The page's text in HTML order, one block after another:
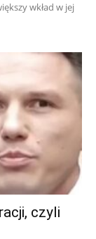
wkład w jej
czyli